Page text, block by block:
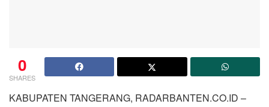
0
SHARES
KABUPATEN TANGERANG, RADARBANTEN.CO.ID –